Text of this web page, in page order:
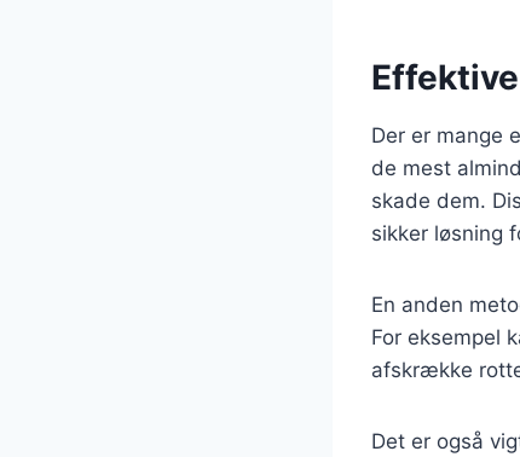
Der er mange
de mest
skade dem.
sikker løsning
En anden
For eksempel
afskrække
Det er også